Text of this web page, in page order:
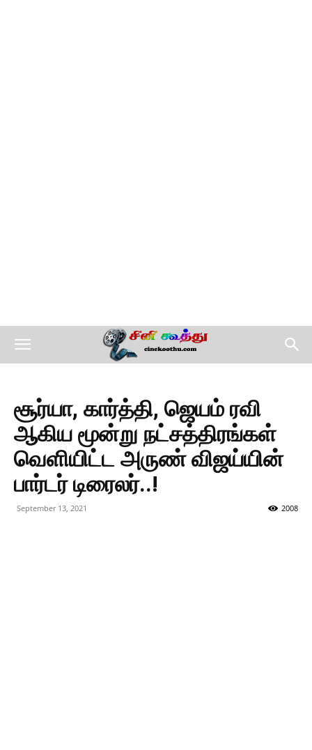
சூர்யா, கார்த்தி, ஜெயம் ரவி
ஆகிய மூன்று நட்சத்திரங்கள்
வெளியிட்ட அருண் விஜய்யின்
பார்டர் டிரைலர்..!
September 13, 2021 2008